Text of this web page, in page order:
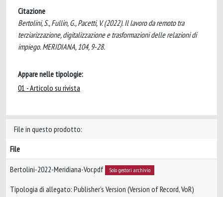
Citazione
Bertolini, S., Fullin, G., Pacetti, V. (2022). Il lavoro da remoto tra
terziarizzazione, digitalizzazione e trasformazioni delle relazioni di
impiego. MERIDIANA, 104, 9-28.
Appare nelle tipologie:
01 - Articolo su rivista
File in questo prodotto:
File
Bertolini-2022-Meridiana-Vor.pdf Solo gestori archivio
Tipologia di allegato: Publisher’s Version (Version of Record, VoR)